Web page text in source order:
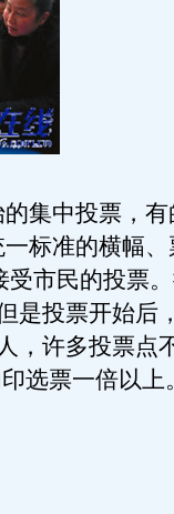
集中投票，有
标准的横幅、
受市民的投票
是投票开始后
，许多投票点
选票一倍以上